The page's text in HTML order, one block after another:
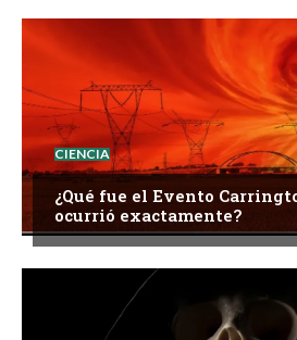
CIENCIA
¿Qué fue el Evento
ocurrió exactamente?